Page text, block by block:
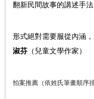
翻新民間故事的講述手
形式絕對需要服從內涵
淑芬 （兒童文學作家）
拍案推薦（依姓氏筆畫順序排